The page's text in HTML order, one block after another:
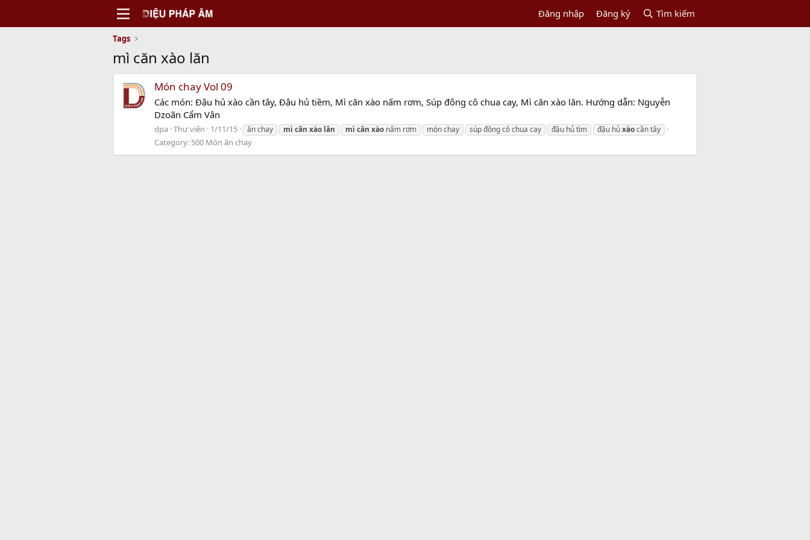
Đăng nhập Đăng ký Tìm kiếm
Tags
mì căn xào lăn
Món chay Vol 09
Các món: Đậu hủ xào cần tây, Đậu hủ tiềm, Mì căn xào nấm rơm, Súp đông cô chua cay, Mì căn xào lăn. Hướng dẫn: Nguyễn
Dzoãn Cẩm Vân
dpa Thư viện 1/11/15 ăn chay mì căn xào lăn mì căn xào nấm rơm món chay súp đông cô chua cay đậu hủ tìm đậu hủxàocần tây
Category: 500 Món ăn chay